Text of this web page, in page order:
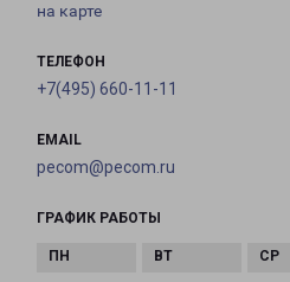
на карте
ТЕЛЕФОН
+7(495) 660-11-11
EMAIL
pecom@pecom.ru
ГРАФИК РАБОТЫ